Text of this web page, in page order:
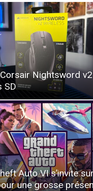
Nightsword v2
SD
Auto VI s’invite
une grosse